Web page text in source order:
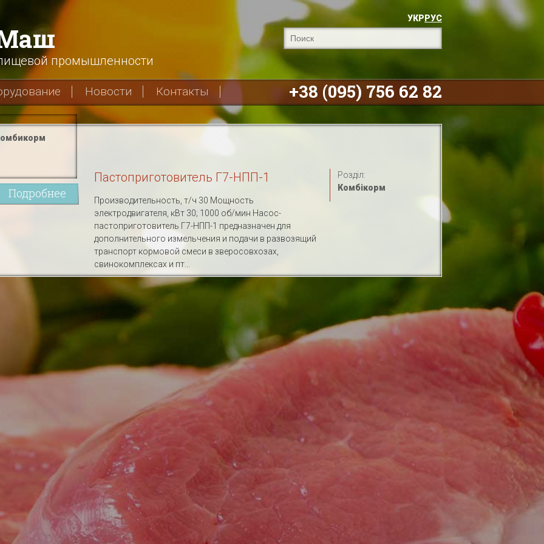
промышленности
УКРРУС
Новости Контакты +38 (095) 756 62 82
Подробнее
Пастоприготовитель Г7-НПП-1
Производительность, т/ч 30 Мощность
электродвигателя, кВт 30; 1000 об/мин Насос-
пастоприготовитель Г7-НПП-1 предназначен для
дополнительного измельчения и подачи в развозящий
транспорт кормовой смеси в зверосовхозах,
свинокомплексах и пт...
Розділ:
Комбікорм